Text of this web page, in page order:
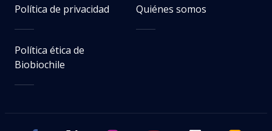
Política de privacidad Quiénes somos
Política ética de
Biobiochile